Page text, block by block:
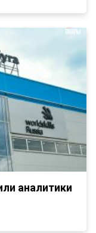
аналитики